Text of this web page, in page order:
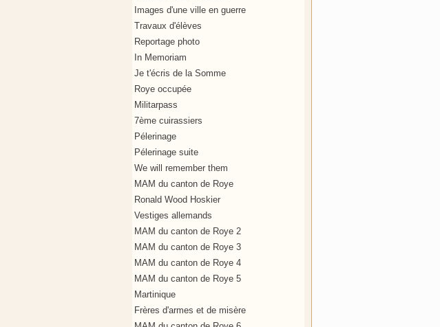
Images d'une ville en guerre
Travaux d'élèves
Reportage photo
In Memoriam
Je t'écris de la Somme
Roye occupée
Militarpass
7ème cuirassiers
Pélerinage
Pélerinage suite
We will remember them
MAM du canton de Roye
Ronald Wood Hoskier
Vestiges allemands
MAM du canton de Roye 2
MAM du canton de Roye 3
MAM du canton de Roye 4
MAM du canton de Roye 5
Martinique
Frères d'armes et de misère